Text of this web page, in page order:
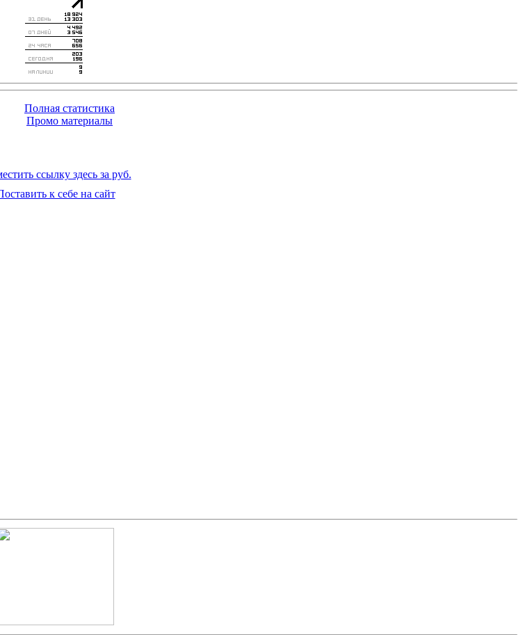
Полная статистика
Промо материалы
ссылку здесь за руб.
к себе на сайт